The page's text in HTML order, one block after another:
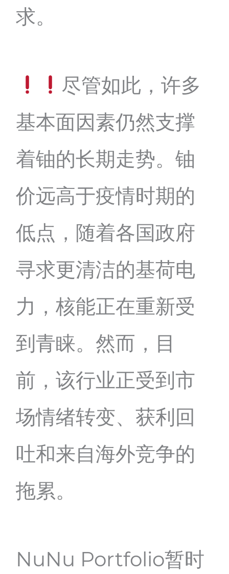
求。
尽管如此，许多
基本面因素仍然支撑
着铀的长期走势。铀
价远高于疫情时期的
低点，随着各国政府
寻求更清洁的基荷电
力，核能正在重新受
到青睐。然而，目
前，该行业正受到市
场情绪转变、获利回
吐和来自海外竞争的
拖累。
NuNu Portfolio暂时